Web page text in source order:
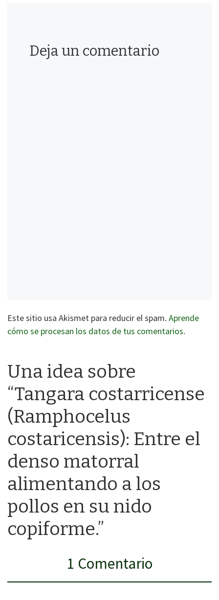
Deja un comentario
Este sitio usa Akismet para reducir el spam. Aprende
cómo se procesan los datos de tus comentarios.
Una idea sobre
“Tangara costarricense
(Ramphocelus
costaricensis): Entre el
denso matorral
alimentando a los
pollos en su nido
copiforme.”
1 Comentario